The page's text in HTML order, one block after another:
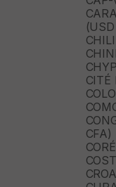
CITÉ
CFA)